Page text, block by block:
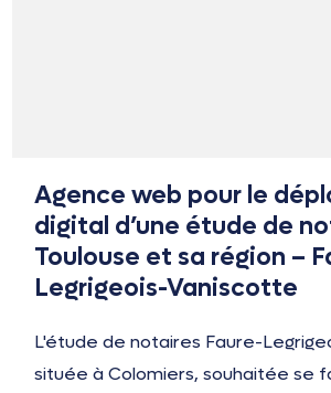
Agence web pour le
digital d’une étude de
Toulouse et sa région –
Legrigeois-Vaniscotte
L'étude de notaires Faure-
située à Colomiers, souhaitée se